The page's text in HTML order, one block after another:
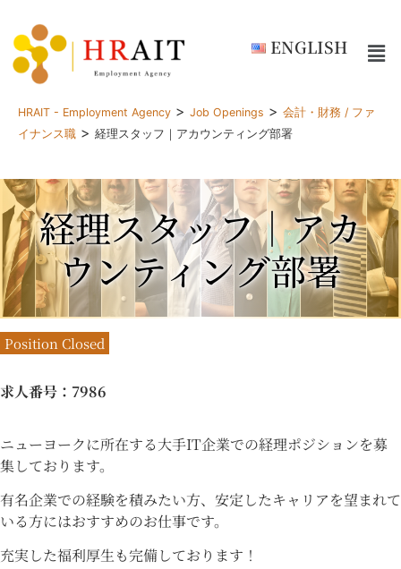
ENGLISH
HRAIT - Employment Agency > Job Openings > 会計・財務 / ファ
イナンス職 > 経理スタッフ｜アカウンティング部署
経理スタッフ｜アカ
ウンティング部署
Position Closed
求人番号 ：7986
ニューヨークに所在する大手IT企業での経理ポジションを募
集しております。
有名企業での経験を積みたい方、安定したキャリアを望まれて
いる方にはおすすめのお仕事です。
充実した福利厚生も完備しております！